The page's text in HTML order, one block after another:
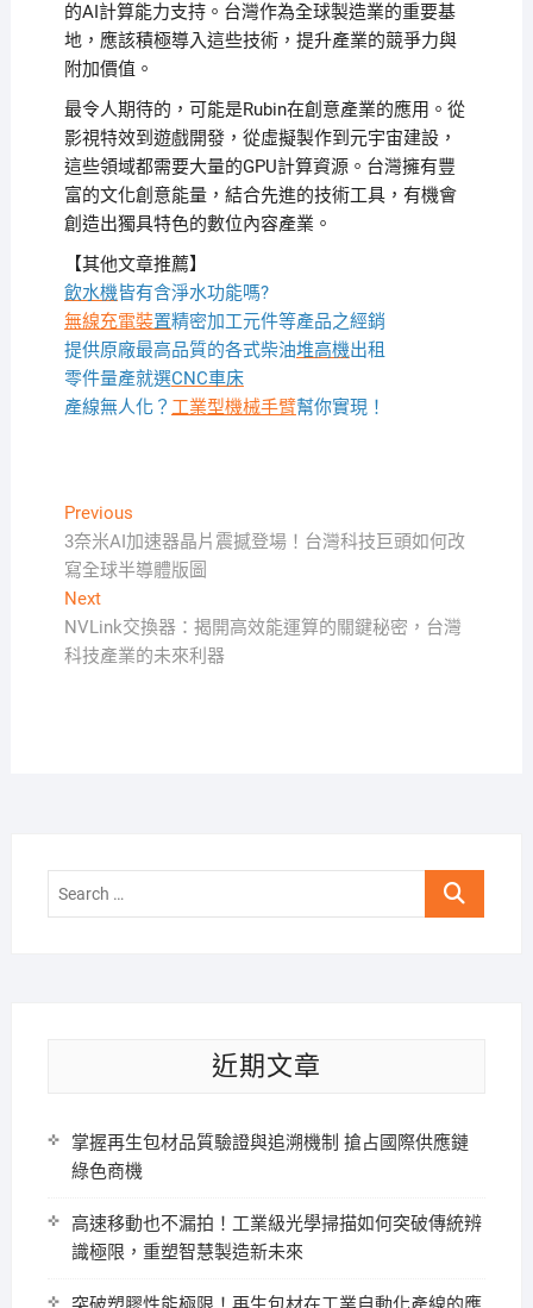
的AI計算能力支持。台灣作為全球製造業的重要基
地，應該積極導入這些技術，提升產業的競爭力與
附加價值。
最令人期待的，可能是Rubin在創意產業的應用。從
影視特效到遊戲開發，從虛擬製作到元宇宙建設，
這些領域都需要大量的GPU計算資源。台灣擁有豐
富的文化創意能量，結合先進的技術工具，有機會
創造出獨具特色的數位內容產業。
【其他文章推薦】
飲水機皆有含淨水功能嗎?
無線充電裝置精密加工元件等產品之經銷
提供原廠最高品質的各式柴油堆高機出租
零件量產就選CNC車床
產線無人化？ 工業型機械手臂幫你實現！
文
章
導
覽
PreviousPrevious
post:
3奈米AI加速器晶片震撼登場！台灣科技巨頭如何改
寫全球半導體版圖
NextNext
post:
NVLink交換器：揭開高效能運算的關鍵秘密，台灣
科技產業的未來利器
Search
近期文章
掌握再生包材品質驗證與追溯機制 搶占國際供應鏈
綠色商機
高速移動也不漏拍！工業級光學掃描如何突破傳統辨
識極限，重塑智慧製造新未來